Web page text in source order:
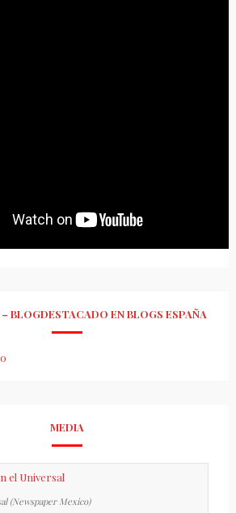
BLOGDESTACADO EN BLOGS ESPAÑA
MEDIA
(Newspaper Mexico)